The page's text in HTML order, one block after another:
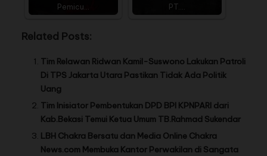
Pemicu…
PT.…
Related Posts:
Tim Relawan Ridwan Kamil-Suswono Lakukan Patroli
Di TPS Jakarta Utara Pastikan Tidak Ada Politik
Uang
Tim Inisiator Pembentukan DPD BPI KPNPARI dari
Kab.Bekasi Temui Ketua Umum TB.Rahmad Sukendar
LBH Chakra Bersatu dan Media Online Chakra
News.com Membuka Kantor Perwakilan di Sangata